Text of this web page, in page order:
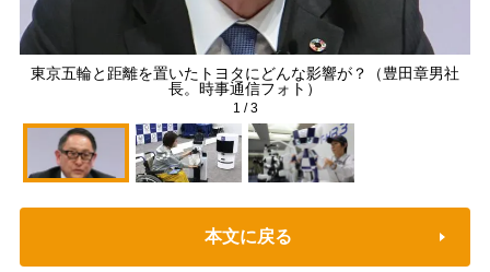
東京五輪と距離を置いたトヨタにどんな影響が？（豊田章男社
長。時事通信フォト）
1 /3
本文に戻る